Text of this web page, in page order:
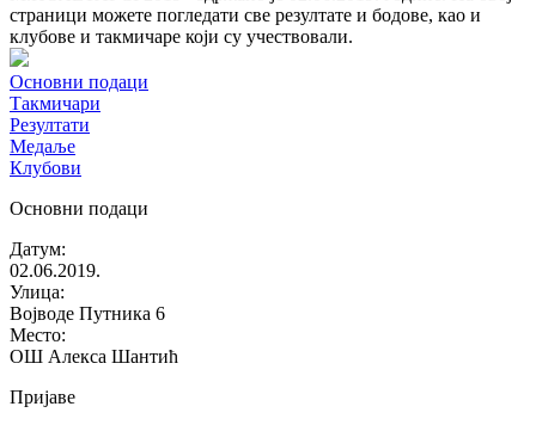
страници можете погледати све резултате и бодове, као и
клубове и такмичаре који су учествовали.
Основни подаци
Такмичари
Резултати
Медаље
Клубови
Основни подаци
Датум:
02.06.2019.
Улица:
Војводе Путника 6
Место:
ОШ Алекса Шантић
Пријаве